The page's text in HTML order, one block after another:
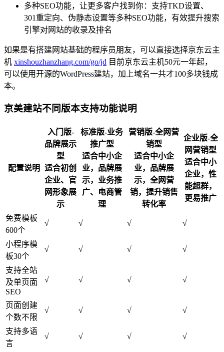
多种SEO功能，让更多客户找到你：支持TKD设置、
301重定向、伪静态设置等多种SEO功能，有效提升搜索
引擎对网站的收录及排名
如果是有搭建网站基础的程序员朋友，可以直接选择京东云主
机 xinshouzhanzhang.com/go/jd 目前京东云主机50元一年起，
可以使用开源的WordPress建站，加上域名一共才100多块钱成
本。
京美建站不同版本支持功能说明
配置说明
入门版-
品牌展示
型
适合初创
企业、官
网形象展
示
标准版-业务
推广型
适合中小企
业，品牌展
示，业务推
广、电商管
理
营销版-全网营
销型
适合中小企
业，品牌展
示，全网营
销，提升销售
转化率
企业版-全
网营销型
适合中小
企业，性
能超群，
更易推广
免费模板
600个
√ √ √ √
小程序模
板30个
√ √ √ √
支持全站
及单页面
SEO
√ √ √ √
页面创建
个数不限
√ √ √ √
支持多语
言
√ √ √ √